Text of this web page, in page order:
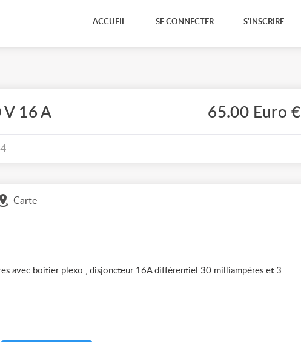
ACCUEIL SE CONNECTER S'INSCRIRE
V 16 A 65.00 Euro €
Carte
avec boitier plexo , disjoncteur 16A différentiel 30 milliampères et 3